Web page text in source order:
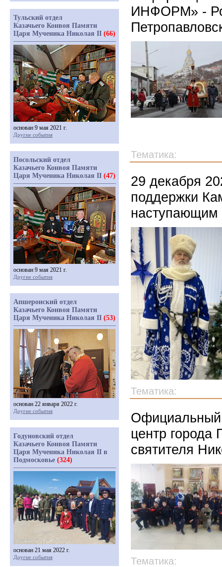
ИНФОРМ» -
Тематика:
29 декабря
поддержки
наступающим
Тематика:
Официальный
центр города
святителя
Тематика:
Тульский отдел
Казачьего Конвоя Памяти
Царя Мученика Николая II (66)
основан 9 мая 2021 г.
Другие события
Посольский отдел
Казачьего Конвоя Памяти
Царя Мученика Николая II (47)
основан 9 мая 2021 г.
Другие события
Апшеронский отдел
Казачьего Конвоя Памяти
Царя Мученика Николая II (53)
основан 22 января 2022 г.
Другие события
Годуновский отдел
Казачьего Конвоя Памяти
Царя Мученика Николая II в
Подмосковье (324)
основан 21 мая 2022 г.
Другие события